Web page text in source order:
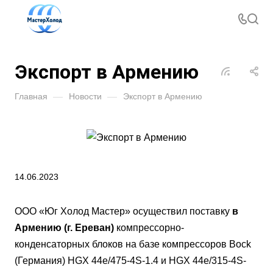
Экспорт в Армению
Главная — Новости — Экспорт в Армению
14.06.2023
ООО «Юг Холод Мастер» осуществил поставку в
Армению (г. Ереван) компрессорно-
конденсаторных блоков на базе компрессоров Bock
(Германия) HGX 44e/475-4S-1.4 и HGX 44e/315-4S-